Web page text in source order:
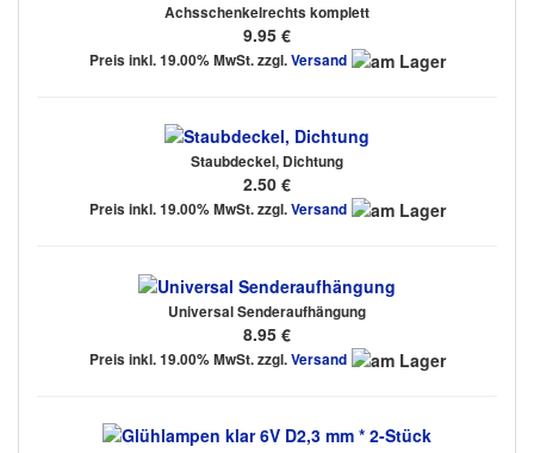
Achsschenkelrechts komplett
9.95 €
Preis inkl. 19.00% MwSt. zzgl.Versand
Staubdeckel, Dichtung
2.50 €
Preis inkl. 19.00% MwSt. zzgl.Versand
Universal Senderaufhängung
8.95 €
Preis inkl. 19.00% MwSt. zzgl.Versand